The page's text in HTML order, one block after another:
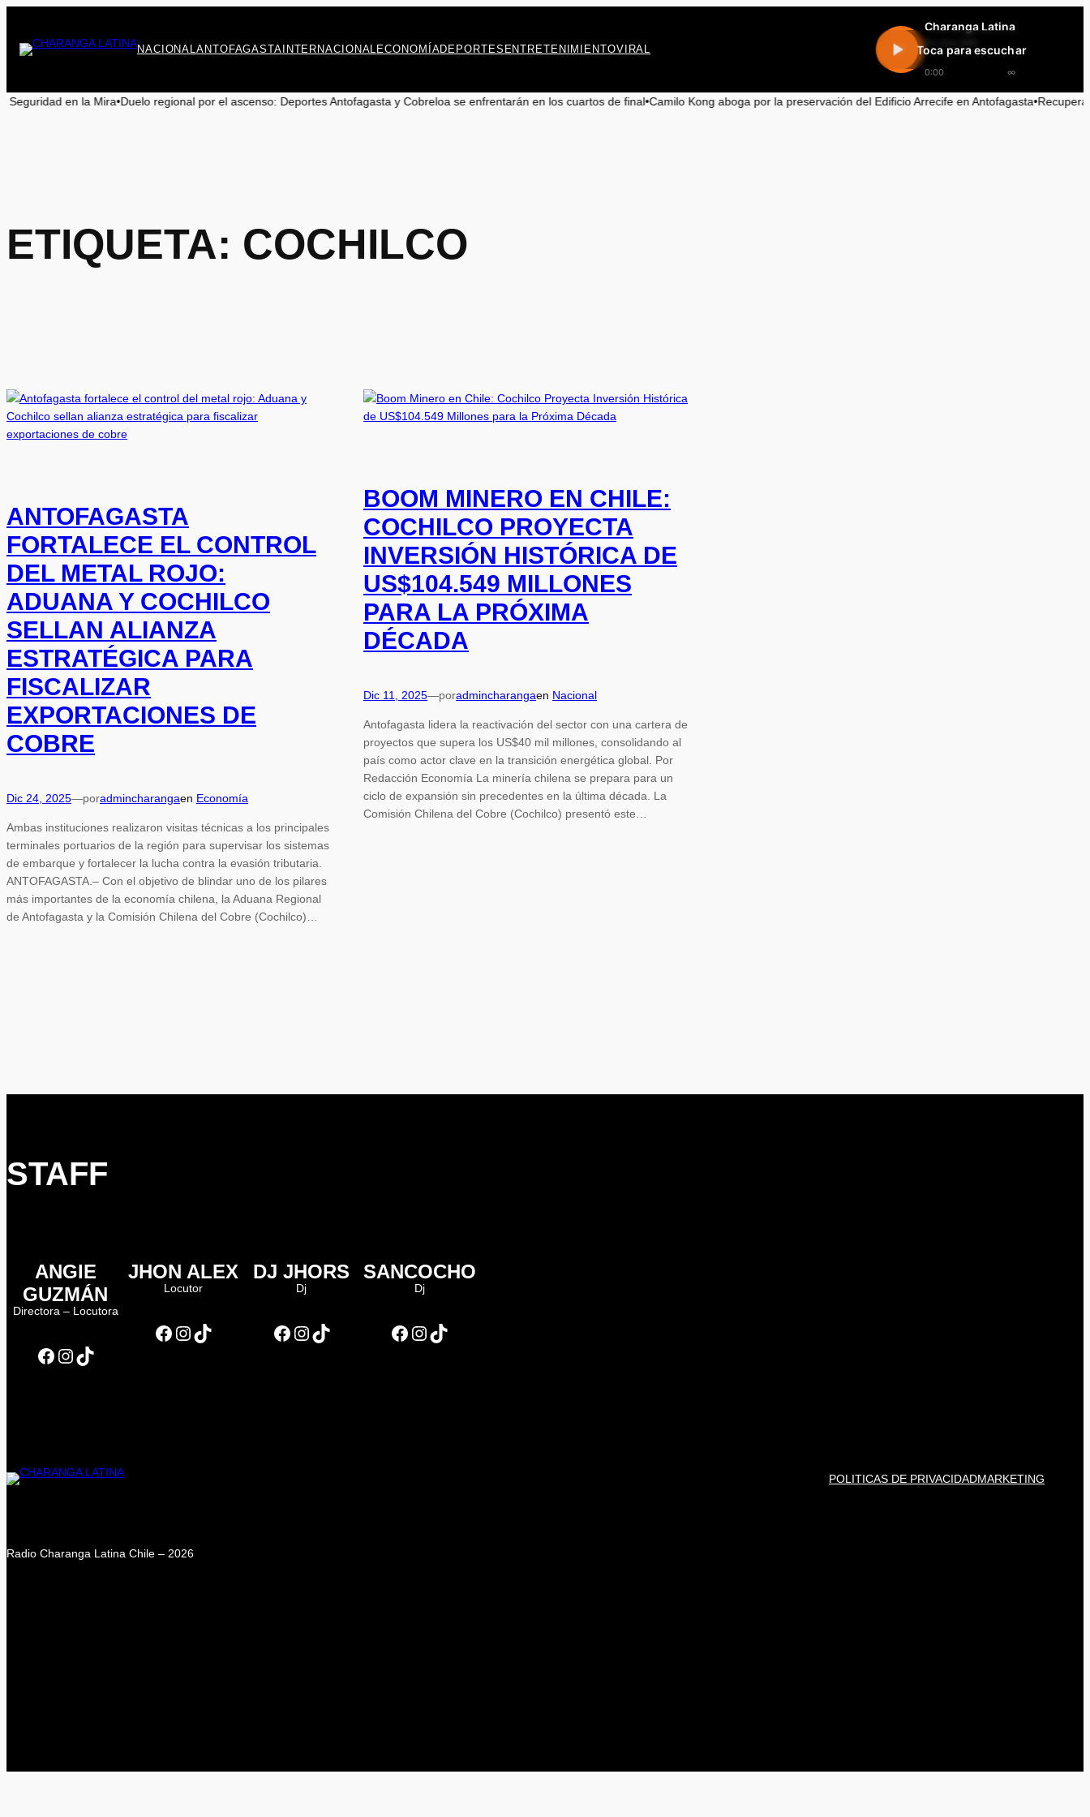
contenido
NACIONALANTOFAGASTA INTERNACIONAL ECONOMÍADEPORTES ENTRETENIMIENTOVIRAL
Charanga Latina
En vivo 24h
0:00 ∞
Toca para escuchar
la Mira•Duelo regional por el ascenso: Deportes Antofagasta y Cobreloa se enfrentarán en los cuartos de final•Camilo Kong aboga por la preservación del Edificio Arrecife en Antofagasta•Recuperación de
ETIQUETA: COCHILCO
ANTOFAGASTA
FORTALECE EL CONTROL
DEL METAL ROJO:
ADUANA Y COCHILCO
SELLAN ALIANZA
ESTRATÉGICA PARA
FISCALIZAR
EXPORTACIONES DE
COBRE
Dic 24, 2025—poradmincharangaen Economía
Ambas instituciones realizaron visitas técnicas a los principales
terminales portuarios de la región para supervisar los sistemas
de embarque y fortalecer la lucha contra la evasión tributaria.
ANTOFAGASTA.– Con el objetivo de blindar uno de los pilares
más importantes de la economía chilena, la Aduana Regional
de Antofagasta y la Comisión Chilena del Cobre (Cochilco)…
BOOM MINERO EN CHILE:
COCHILCO PROYECTA
INVERSIÓN HISTÓRICA DE
US$104.549 MILLONES
PARA LA PRÓXIMA
DÉCADA
Dic 11, 2025—poradmincharangaen Nacional
Antofagasta lidera la reactivación del sector con una cartera de
proyectos que supera los US$40 mil millones, consolidando al
país como actor clave en la transición energética global. Por
Redacción Economía La minería chilena se prepara para un
ciclo de expansión sin precedentes en la última década. La
Comisión Chilena del Cobre (Cochilco) presentó este…
STAFF
ANGIE
GUZMÁN
Directora – Locutora
Facebook Instagram TikTok
JHON ALEX
Locutor
Facebook Instagram TikTok
DJ JHORS
Dj
Facebook Instagram TikTok
SANCOCHO
Dj
Facebook Instagram TikTok
POLITICAS DE PRIVACIDADMARKETING
Radio Charanga Latina Chile – 2026